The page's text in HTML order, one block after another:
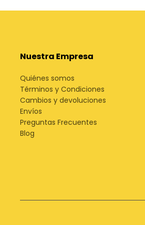
Nuestra Empresa
Quiénes somos
Términos y Condiciones
Cambios y devoluciones
Envíos
Preguntas Frecuentes
Blog